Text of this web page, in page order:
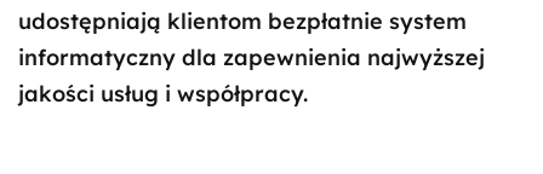
udostępniają klientom bezpłatnie system
informatyczny dla zapewnienia najwyższej
jakości usług i współpracy.